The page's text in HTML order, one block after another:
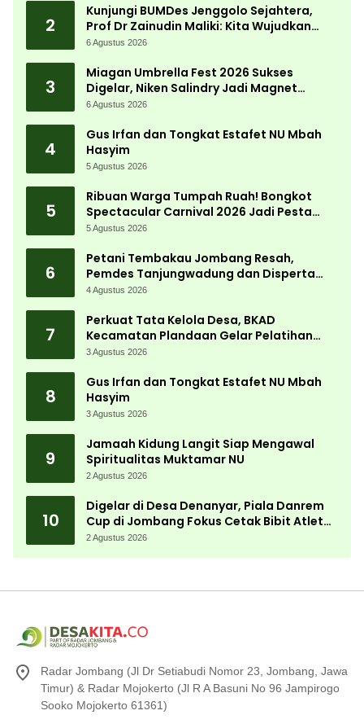
2
Kunjungi BUMDes Jenggolo Sejahtera,
Prof Dr Zainudin Maliki: Kita Wujudkan
Kemandirian Ekonomi dengan Potensi
6 Agustus 2026
3
Miagan Umbrella Fest 2026 Sukses
Digelar, Niken Salindry Jadi Magnet
Ribuan Pengunjung
6 Agustus 2026
4
Gus Irfan dan Tongkat Estafet NU Mbah
Hasyim
5 Agustus 2026
5
Ribuan Warga Tumpah Ruah! Bongkot
Spectacular Carnival 2026 Jadi Pesta
Kemerdekaan Terbesar di Peterongan
5 Agustus 2026
6
Petani Tembakau Jombang Resah,
Pemdes Tanjungwadung dan Disperta
Bergerak Cepat
4 Agustus 2026
7
Perkuat Tata Kelola Desa, BKAD
Kecamatan Plandaan Gelar Pelatihan
Aparatur Pemdes
3 Agustus 2026
8
Gus Irfan dan Tongkat Estafet NU Mbah
Hasyim
3 Agustus 2026
9
Jamaah Kidung Langit Siap Mengawal
Spiritualitas Muktamar NU
2 Agustus 2026
10
Digelar di Desa Denanyar, Piala Danrem
Cup di Jombang Fokus Cetak Bibit Atlet
Menembak Berprestasi
2 Agustus 2026
Radar Jombang (Jl Dr Setiabudi Nomor 23, Jombang, Jawa
Timur) & Radar Mojokerto (Jl R A Basuni No 96 Jampirogo
Sooko Mojokerto 61361)